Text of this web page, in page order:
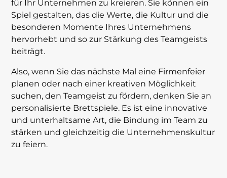
für Ihr Unternehmen zu kreieren. Sie können ein
Spiel gestalten, das die Werte, die Kultur und die
besonderen Momente Ihres Unternehmens
hervorhebt und so zur Stärkung des Teamgeists
beiträgt.
Also, wenn Sie das nächste Mal eine Firmenfeier
planen oder nach einer kreativen Möglichkeit
suchen, den Teamgeist zu fördern, denken Sie an
personalisierte Brettspiele. Es ist eine innovative
und unterhaltsame Art, die Bindung im Team zu
stärken und gleichzeitig die Unternehmenskultur
zu feiern.